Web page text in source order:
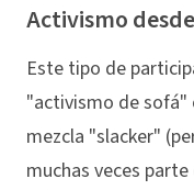
Activismo
Este tipo de
"activismo de sofá"
mezcla "slacker"
muchas veces